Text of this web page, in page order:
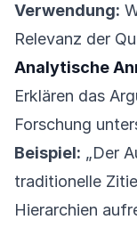
Verwendung:
Relevanz der
Analytische
Erklären das
Forschung
Beispiel: „Der
traditionelle
Hierarchien